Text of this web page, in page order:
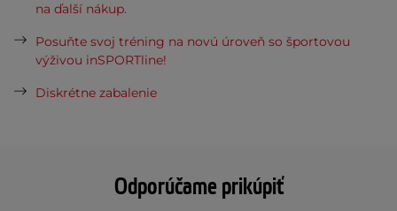
Odporúčame prikúpiť
na ďalší nákup.
Posuňte svoj tréning na novú úroveň so športovou
výživou inSPORTline!
Diskrétne zabalenie